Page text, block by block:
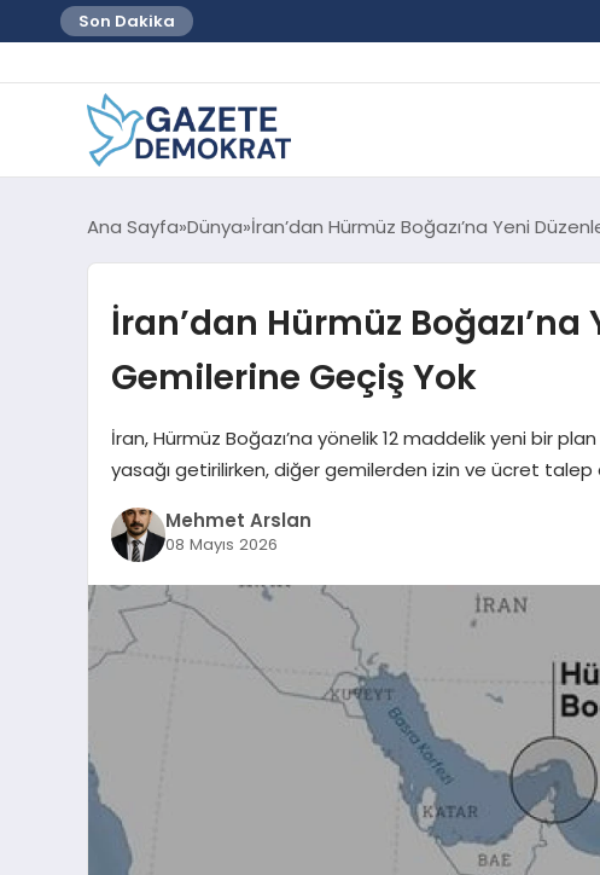
Son Dakika
Ana Sayfa Dünya İran’dan Hürmüz Boğazı’na Yeni
İran’dan Hürmüz
Gemilerine Geçiş Yok
İran, Hürmüz Boğazı’na yönelik 12 maddelik yeni bir
yasağı getirilirken, diğer gemilerden izin ve ücret talep
Mehmet Arslan
08 Mayıs 2026